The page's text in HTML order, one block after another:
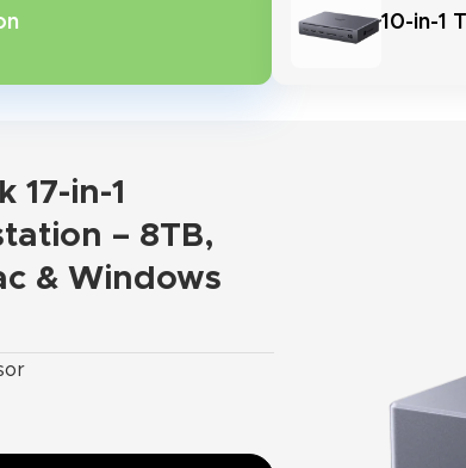
10-in-1
17-in-1
– 8TB,
& Windows